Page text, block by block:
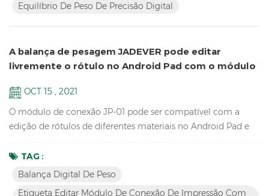
energia Ponto ...
Equilíbrio De Peso De Precisão Digital
A balança de pesagem JADEVER pode editar
livremente o rótulo no Android Pad com o módulo
OCT 15 , 2021
O módulo de conexão JP-01 pode ser compatível com a
edição de rótulos de diferentes materiais no Android Pad e
digital de peso , Android pad e impressora por cabo ou
Bluetooth sem fio, portanto, temos duas versões: com fio JP-
TAG :
Balança Digital De Peso
Etiqueta Editar Módulo De Conexão De Impressão Com